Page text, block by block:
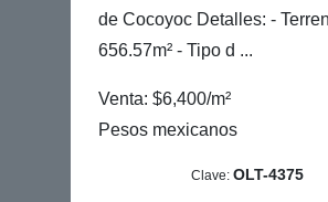
de Cocoyoc Detalles: -
656.57m² - Tipo d ...
Venta: $6,400/m²
Pesos mexicanos
Clave: OLT-4375